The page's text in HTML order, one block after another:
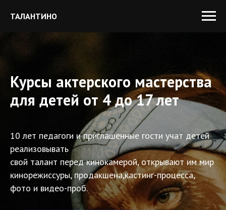
ТАЛАНТИНО
Курсы актерского мастерства
для детей от 4 до 17 лет
10 лет педагоги и приглашенные гости учат детей
реализовывать
свой талант перед кинокамерой, открывают им мир
кинорежиссуры, продакшена,кастинг-процесса,
фото и видео-проб.